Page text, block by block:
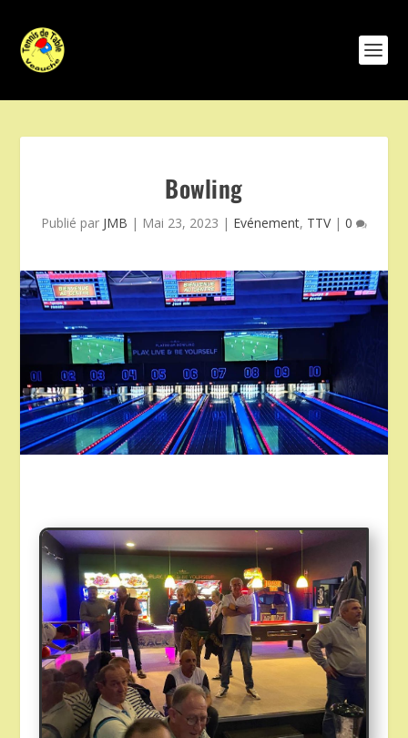
Bowling
Publié par JMB | Mai 23, 2023 | Evénement, TTV| 0